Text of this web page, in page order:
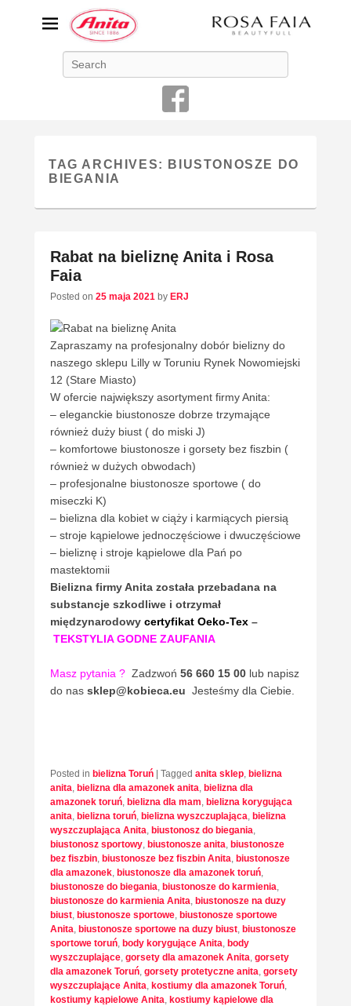
ANITA-unikalna bielizna
damska
Niemiecka firma Anita jest od 1886 roku producentem bielizny
damskiej o najwyższej jakości
TAG ARCHIVES:
BIUSTONOSZE DO
BIEGANIA
Rabat na bieliznę Anita i Rosa
Faia
Posted on 25 maja 2021 by ERJ
Zapraszamy na profesjonalny dobór bielizny do
naszego sklepu Lilly w Toruniu Rynek Nowomiejski
12 (Stare Miasto)
W ofercie największy asortyment firmy Anita:
– eleganckie biustonosze dobrze trzymające
również duży biust ( do miski J)
– komfortowe biustonosze i gorsety bez fiszbin (
również w dużych obwodach)
– profesjonalne biustonosze sportowe ( do
miseczki K)
– bielizna dla kobiet w ciąży i karmiących piersią
– stroje kąpielowe jednoczęściowe i dwuczęściowe
– bieliznę i stroje kąpielowe dla Pań po
mastektomii
Bielizna firmy Anita została przebadana na
substancje szkodliwe i otrzymał
międzynarodowy certyfikat Oeko-Tex –
TEKSTYLIA GODNE ZAUFANIA
Masz pytania ? Zadzwoń 56 660 15 00 lub napisz
do nas sklep@kobieca.eu Jesteśmy dla Ciebie.
Posted in bielizna Toruń Tagged anita sklep, bielizna
anita, bielizna dla amazonek anita, bielizna dla
amazonek toruń, bielizna dla mam, bielizna korygująca
anita, bielizna toruń, bielizna wyszczuplająca, bielizna
wyszczuplająca Anita, biustonosz do biegania,
biustonosz sportowy, biustonosze anita, biustonosze
bez fiszbin, biustonosze bez fiszbin Anita, biustonosze
dla amazonek, biustonosze dla amazonek toruń,
biustonosze do biegania, biustonosze do karmienia,
biustonosze do karmienia Anita, biustonosze na duzy
biust, biustonosze sportowe, biustonosze sportowe
Anita, biustonosze sportowe na duzy biust, biustonosze
sportowe toruń, body korygujące Anita, body
wyszczuplające, gorsety dla amazonek Anita, gorsety
dla amazonek Toruń, gorsety protetyczne anita, gorsety
wyszczuplające Anita, kostiumy dla amazonek Toruń,
kostiumy kąpielowe Anita, kostiumy kąpielowe dla